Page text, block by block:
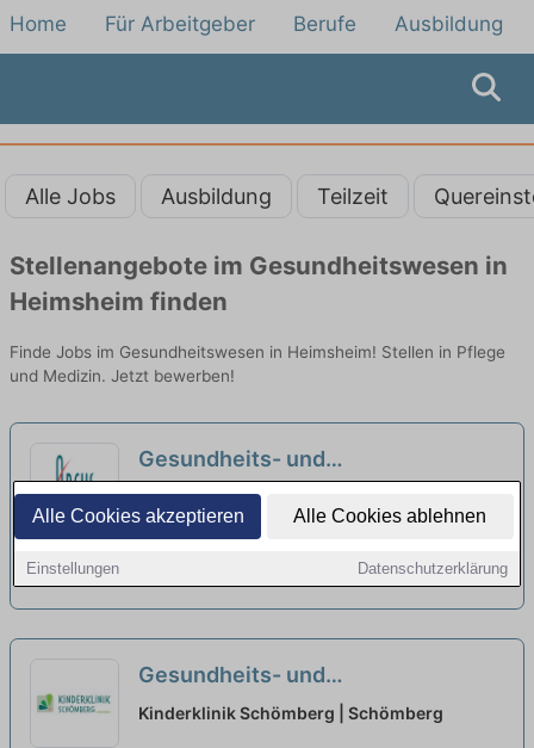
Alle Cookies akzeptieren Alle Cookies ablehnen
Einstellungen Datenschutzerklärung
Home Für Arbeitgeber Berufe Ausbildung
Alle Jobs Ausbildung Teilzeit
Stellenangebote im Gesundheitswesen in
Heimsheim finden
Finde Jobs im Gesundheitswesen in Heimsheim! Stellen in Pflege
und Medizin. Jetzt bewerben!
Gesundheits- und
Krankenpflegekraft (m/w/d) für die
Anästhesie und den Aufwachraum
- Werden Sie Teil unseres Teams!
neu
ARCUS Klinik Pforzheim | Pforzheim
zum Angebot
Gesundheits- und
Kinderkrankenpfleger:in (m/w/d) –
Kinderklinik Schömberg | Schömberg